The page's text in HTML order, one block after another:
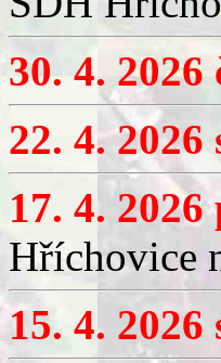
30. 4.
22. 4. 2026
17. 4.
Hříchovice
15. 4. 2026